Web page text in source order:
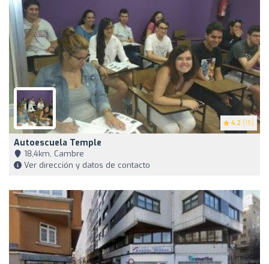
4.2 (15)
Autoescuela Temple
18,4km, Cambre
Ver dirección y datos de contacto